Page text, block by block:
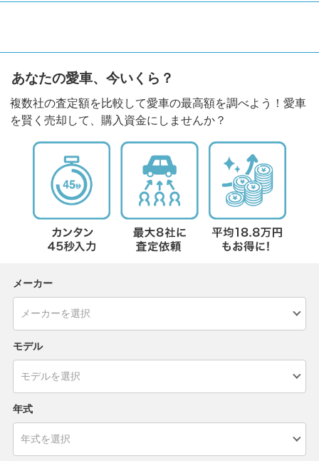
あなたの愛車、今いくら？
複数社の査定額を比較して愛車の最高額を調べよう！愛車
を賢く売却して、購入資金にしませんか？
メーカー
モデル
年式